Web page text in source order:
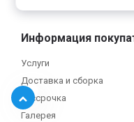
Информация
Услуги
Доставка и сборка
Рассрочка
Галерея